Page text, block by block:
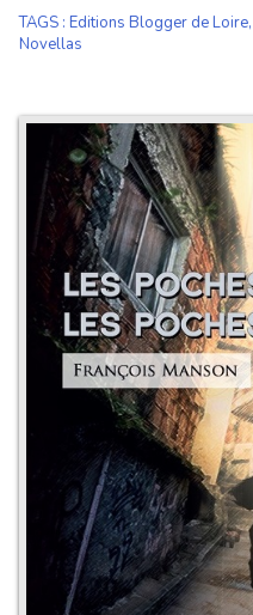
TAGS : Editions Blogger de Loire,
Novellas